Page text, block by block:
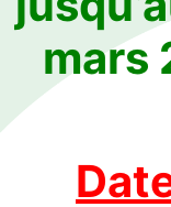
mars